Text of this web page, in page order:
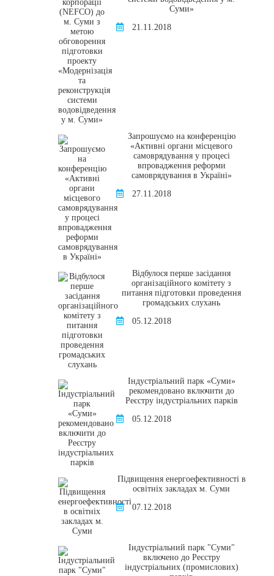
Суми»
21.11.2018
Запрошуємо на конференцію
«Активні органи місцевого
самоврядування у процесі
впровадження реформи
самоврядування в Україні»
27.11.2018
Відбулося перше засідання
організаційного комітету з
питання підготовки проведення
громадських слухань
05.12.2018
Індустріальний парк «Суми»
рекомендовано включити до
Реєстру індустріальних парків
05.12.2018
Підвищення енергоефективності в
освітніх закладах м. Суми
07.12.2018
Індустріальний парк "Суми"
включено до Реєстру
індустріальних (промислових)